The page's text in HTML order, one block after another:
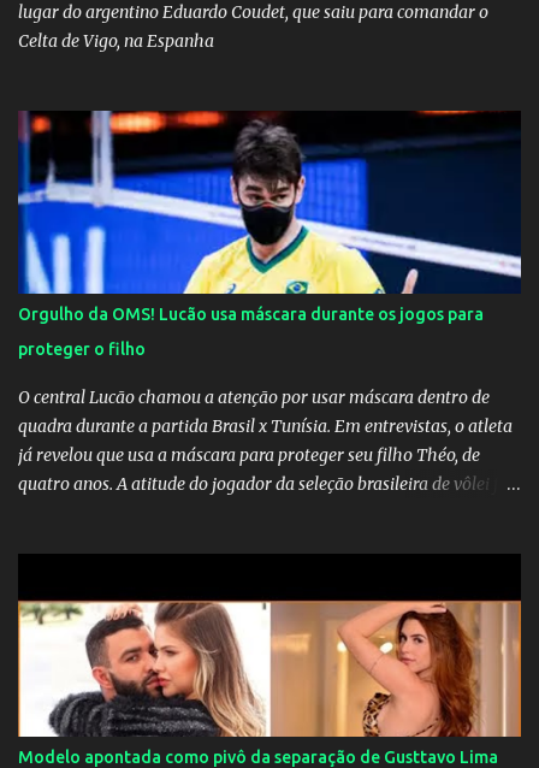
lugar do argentino Eduardo Coudet, que saiu para comandar o
Celta de Vigo, na Espanha
Orgulho da OMS! Lucão usa máscara durante os jogos para
proteger o filho
O central Lucão chamou a atenção por usar máscara dentro de
quadra durante a partida Brasil x Tunísia. Em entrevistas, o atleta
já revelou que usa a máscara para proteger seu filho Théo, de
quatro anos. A atitude do jogador da seleção brasileira de vôlei foi
Marta marcou duas vezes, Debinha, Andressa Alves e Bia
Zaneratto foram autoras dos gols. Juliette, embaixadora
‎@Globoplay mandou um xero para as meninas e falou do seu
Modelo apontada como pivô da separação de Gusttavo Lima